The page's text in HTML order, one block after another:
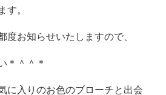
す。
度お知らせいたしますので、
＊＾＾＊
に入りのお色のブローチと出会